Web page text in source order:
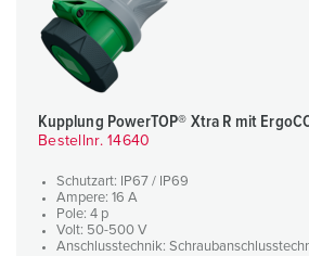
Kupplung PowerTOP® Xtra R mit
Bestellnr. 14640
Schutzart: IP67 / IP69
Ampere: 16 A
Pole: 4 p
Volt: 50-500 V
Anschlusstechnik: